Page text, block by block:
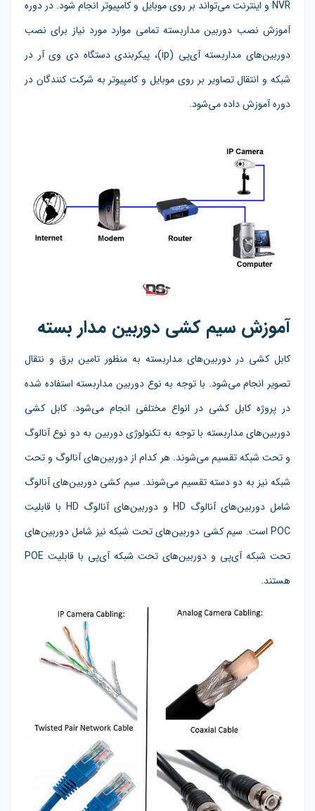
NVR و اینترنت می‌تواند بر روی موبایل و کامپیوتر انجام شود. در دوره
آموزش نصب دوربین مداربسته تمامی موارد مورد نیاز برای نصب
دوربین‌های مداربسته آی‌پی (ip)، پیکربندی دستگاه دی وی آر در
شبکه و انتقال تصاویر بر روی موبایل و کامپیوتر به شرکت کنندگان در
دوره آموزش داده می‌شود.
آموزش سیم کشی دوربین مدار بسته
کابل کشی در دوربین‌های مداربسته به منظور تامین برق و نتقال
تصویر انجام می‌شود. با توجه به نوع دوربین مداربسته استفاده شده
در پروژه کابل کشی در انواع مختلفی انجام می‌شود. کابل کشی
دوربین‌های مداربسته با توجه به تکنولوژی دوربین به دو نوع آنالوگ
و تحت شبکه تقسیم می‌شوند. هر کدام از دوربین‌های آنالوگ و تحت
شبکه نیز به دو دسته تقسیم می‌شوند. سیم کشی دوربین‌های آنالوگ
شامل دوربین‌های آنالوگ HD و دوربین‌های آنالوگ HD با قابلیت
POC است. سیم کشی دوربین‌های تحت شبکه نیز شامل دوربین‌های
تحت شبکه آی‌پی و دوربین‌های تحت شبکه آی‌پی با قابلیت POE
هستند.